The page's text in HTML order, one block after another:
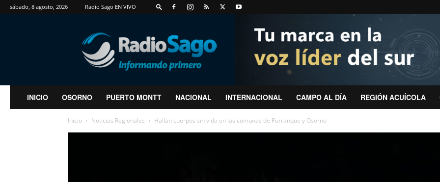
sábado, 8 agosto, 2026 Radio Sago EN VIVO
RadioSago
INICIO OSORNO PUERTO MONTT NACIONAL INTERNACIONAL CAMPO AL DÍA REGIÓN ACUÍCOLA
Inicio Noticias Regionales Hallan cuerpos sin vida en las comunas de Purranque y Osorno